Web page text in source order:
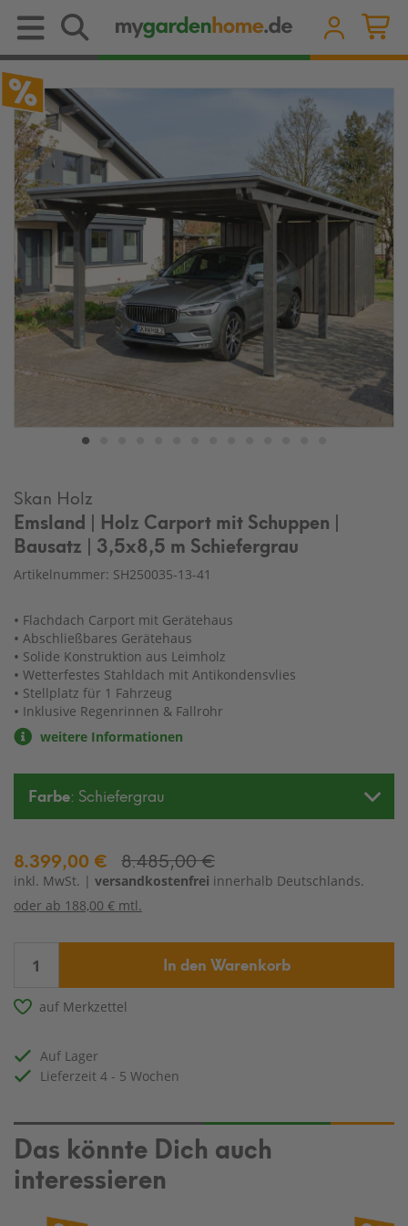
Skan Holz
Emsland | Holz Carport mit Schuppen |
Bausatz | 3,5x8,5 m Schiefergrau
Artikelnummer: SH250035-13-41
Flachdach Carport mit Gerätehaus
Abschließbares Gerätehaus
Solide Konstruktion aus Leimholz
Wetterfestes Stahldach mit Antikondensvlies
Stellplatz für 1 Fahrzeug
Inklusive Regenrinnen & Fallrohr
weitere Informationen
Farbe: Schiefergrau
8.399,00 € 8.485,00 €
inkl. MwSt. | versandkostenfrei innerhalb Deutschlands.
oder ab 188,00 € mtl.
In den Warenkorb
auf Merkzettel
auf Lager
Lieferzeit 4 - 5 Wochen
Das könnte Dich auch
interessieren